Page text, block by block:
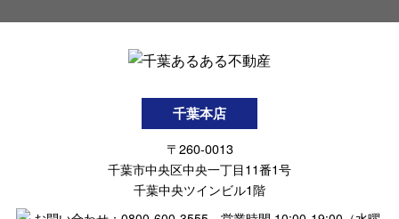
千葉本店
〒260-0013
千葉市中央区中央一丁目11番1号
千葉中央ツインビル1階